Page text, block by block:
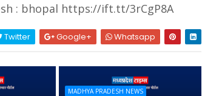
: bhopal https://ift.tt/3rCgP8A
Twitter Google+ Whatsapp
MADHYA PRADESH NEWS